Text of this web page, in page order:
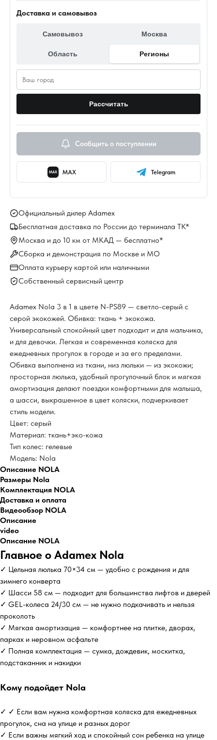
Доставка и самовывоз
Самовывоз Москва
Область Регионы
Рассчитать
Сообщить о поступлении
MAX MAX Telegram
Официальный дилер Adamex
Бесплатная доставка по России до терминала ТК*
Москва и до 10 км от МКАД — бесплатно*
Сборка и демонстрация по Москве и МО
Оплата курьеру картой или наличными
Собственный сервисный центр
Adamex Nola 3 в 1 в цвете N-PS89 — светло-серый с
серой экокожей. Обивка: ткань + экокожа.
Универсальный спокойный цвет подходит и для мальчика,
и для девочки. Легкая и современная коляска для
ежедневных прогулок в городе и за его пределами.
Обивка выполнена из ткани, низ люльки — из экокожи;
просторная люлька, удобный прогулочный блок и мягкая
амортизация делают поездки комфортными для малыша,
а шасси, выкрашенное в цвет коляски, подчеркивает
стиль модели.
Цвет: серый
Материал: ткань+эко-кожа
Тип колес: гелевые
Модель: Nola
Описание NOLA
Размеры Nola
Комплектация NOLA
Доставка и оплата
Видеообзор NOLA
Описание
video
Описание NOLA
Главное о Adamex Nola
✓ Цельная люлька 70×34 см — удобно с рождения и для
зимнего конверта
✓ Шасси 58 см — подходит для большинства лифтов и дверей
✓ GEL-колеса 24/30 см — не нужно подкачивать и нельзя
проколоть
✓ Мягкая амортизация — комфортнее на плитке, дворах,
парках и неровном асфальте
✓ Полная комплектация — сумка, дождевик, москитка,
подстаканник и накидки
Кому подойдет Nola
✓ ✓ Если вам нужна комфортная коляска для ежедневных
прогулок, сна на улице и разных дорог
✓ Если важны мягкий ход и спокойный сон ребенка на улице